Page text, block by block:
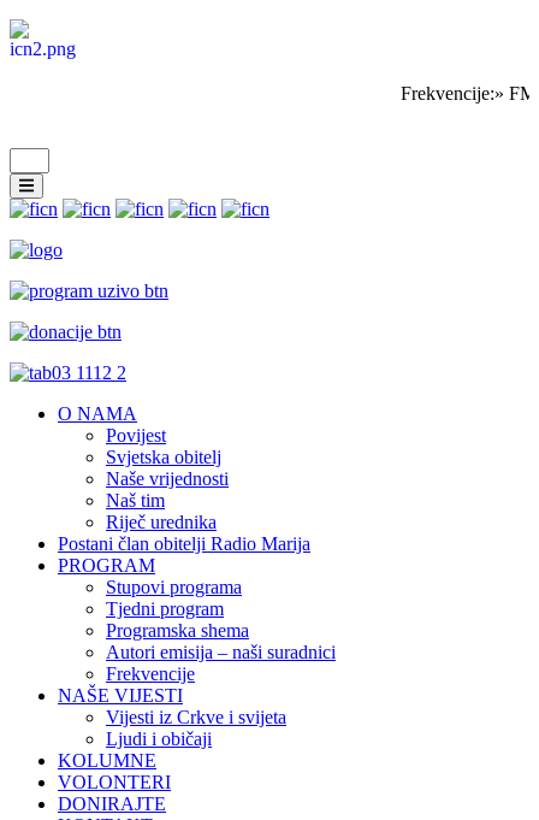
Frekvencije:»
O NAMA
Povijest
Svjetska obitelj
Naše vrijednosti
Naš tim
Riječ urednika
Postani član obitelji Radio Marija
PROGRAM
Stupovi programa
Tjedni program
Programska shema
Autori emisija – naši suradnici
Frekvencije
NAŠE VIJESTI
Vijesti iz Crkve i svijeta
Ljudi i običaji
KOLUMNE
VOLONTERI
DONIRAJTE